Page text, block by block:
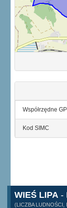
Współrzędne
Kod SIMC
WIEŚ LIPA -
(LICZBA LUDNOŚCI,